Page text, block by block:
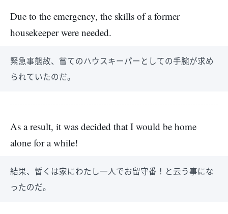
Due to the emergency, the skills of a former
housekeeper were needed.
緊急事態故、嘗てのハウスキーパーとしての手腕が求め
られていたのだ。
As a result, it was decided that I would be home
alone for a while!
結果、暫くは家にわたし一人でお留守番！と云う事にな
ったのだ。